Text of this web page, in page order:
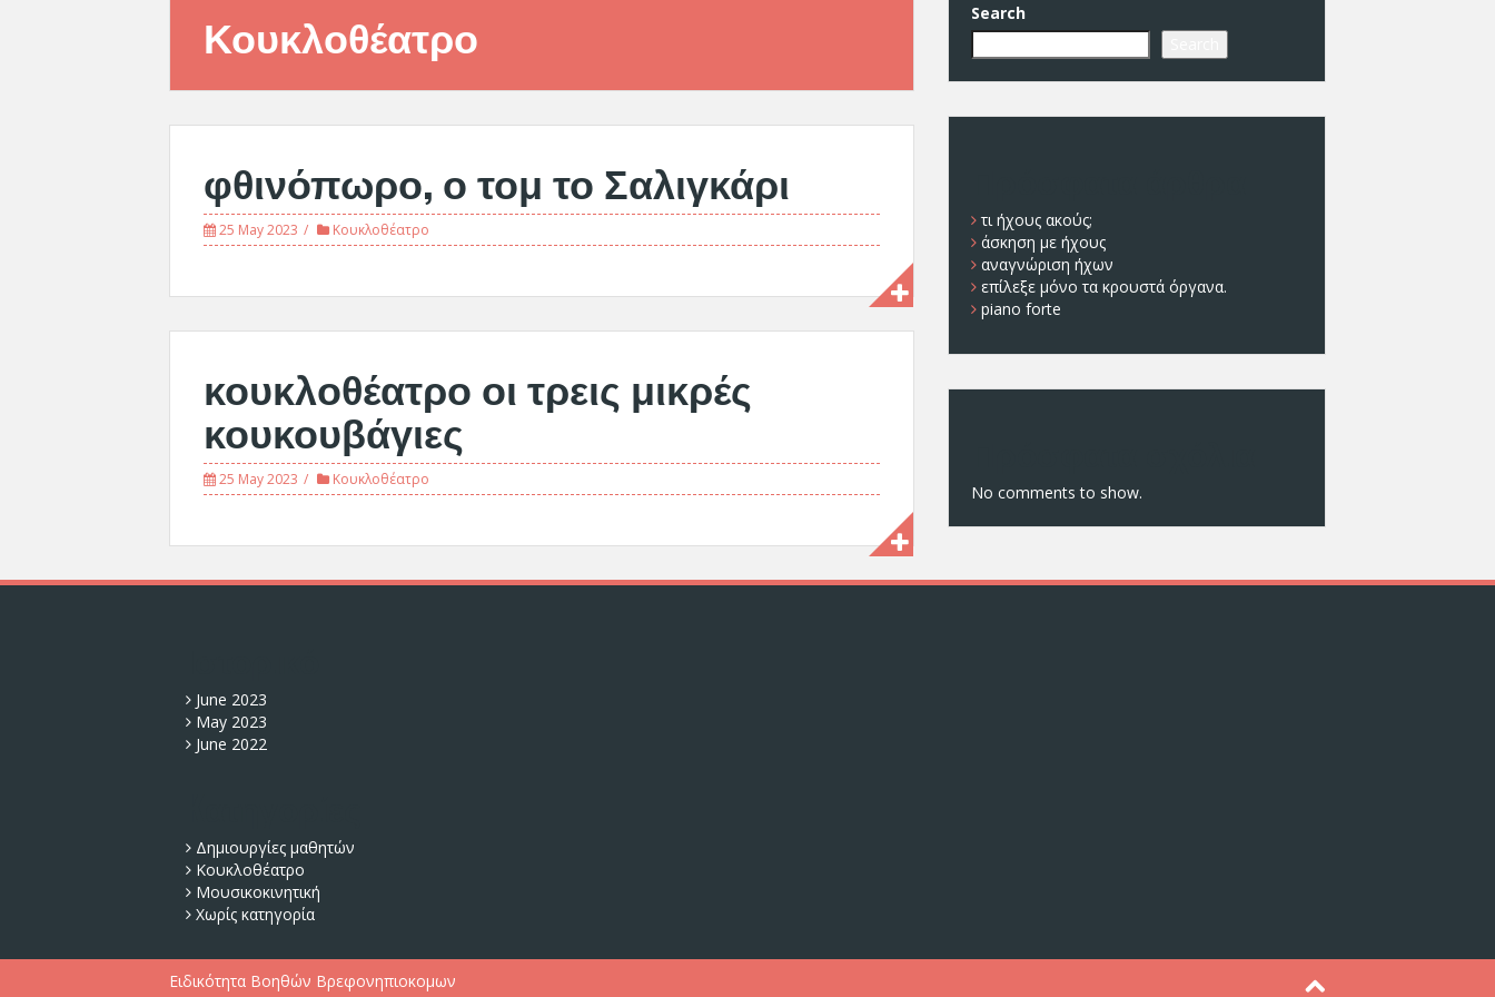
Κουκλοθέατρο
φθινόπωρο, ο τομ το Σαλιγκάρι
25 May 2023 Κουκλοθέατρο
κουκλοθέατρο οι τρεις μικρές
κουκουβάγιες
25 May 2023 Κουκλοθέατρο
Search
τι ήχους ακούς;
άσκηση με ήχους
αναγνώριση ήχων
επίλεξε μόνο τα κρουστά όργανα.
piano forte
No comments to show.
June 2023
May 2023
June 2022
Δημιουργίες μαθητών
Κουκλοθέατρο
Μουσικοκινητική
Χωρίς κατηγορία
Ειδικότητα Βοηθών Βρεφονηπιοκομων